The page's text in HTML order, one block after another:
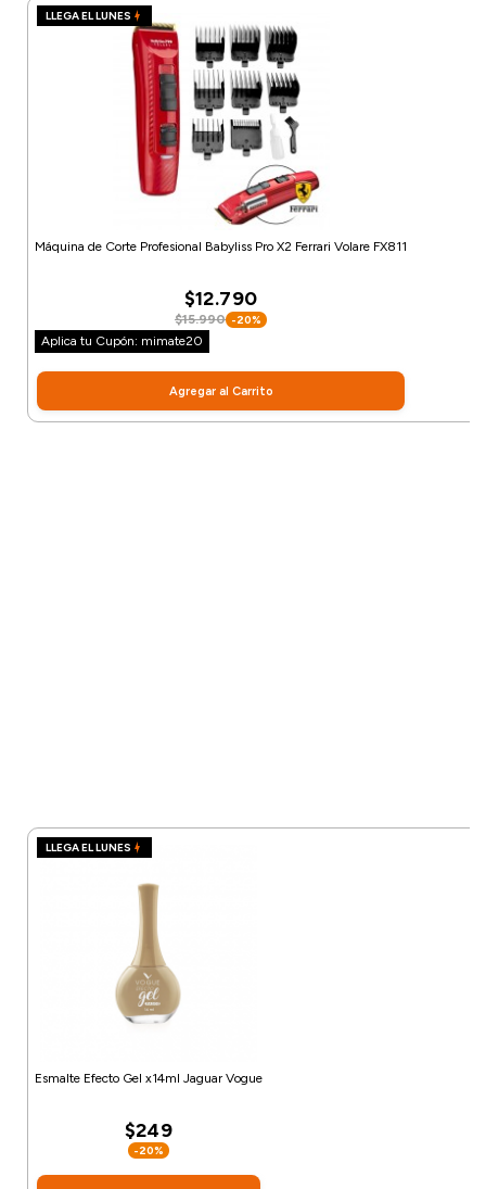
LLEGA EL LUNES
Máquina de Corte Profesional Babyliss Pro X2 Ferrari Volare FX811
$12.790
$15.990 -20%
Aplica tu Cupón: mimate20
Agregar al Carrito
LLEGA EL LUNES
Esmalte Efecto Gel x14ml Jaguar Vogue
$249
-20%